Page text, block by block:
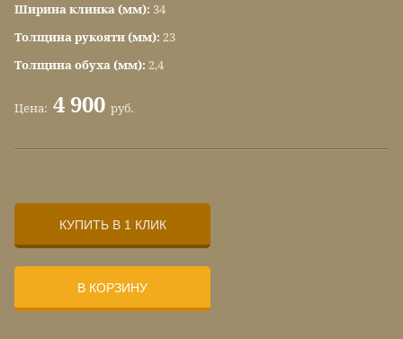
Ширина клинка (мм): 34
Толщина рукояти (мм): 23
Толщина обуха (мм): 2,4
Цена: 4 900 руб.
КУПИТЬ В 1 КЛИК
В КОРЗИНУ